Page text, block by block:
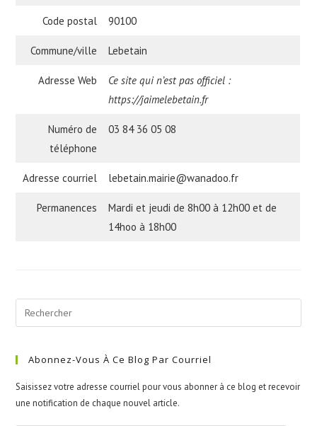
Code postal 90100
Commune/ville Lebetain
Adresse Web
Ce site qui n’est pas officiel :
https://jaimelebetain.fr
Numéro de
téléphone
03 84 36 05 08
Adresse courriel lebetain.mairie@wanadoo.fr
Permanences
Mardi et jeudi de 8h00 à 12h00 et de
14hoo à 18h00
Abonnez-Vous À Ce Blog Par Courriel
Saisissez votre adresse courriel pour vous abonner à ce blog et recevoir
une notification de chaque nouvel article.